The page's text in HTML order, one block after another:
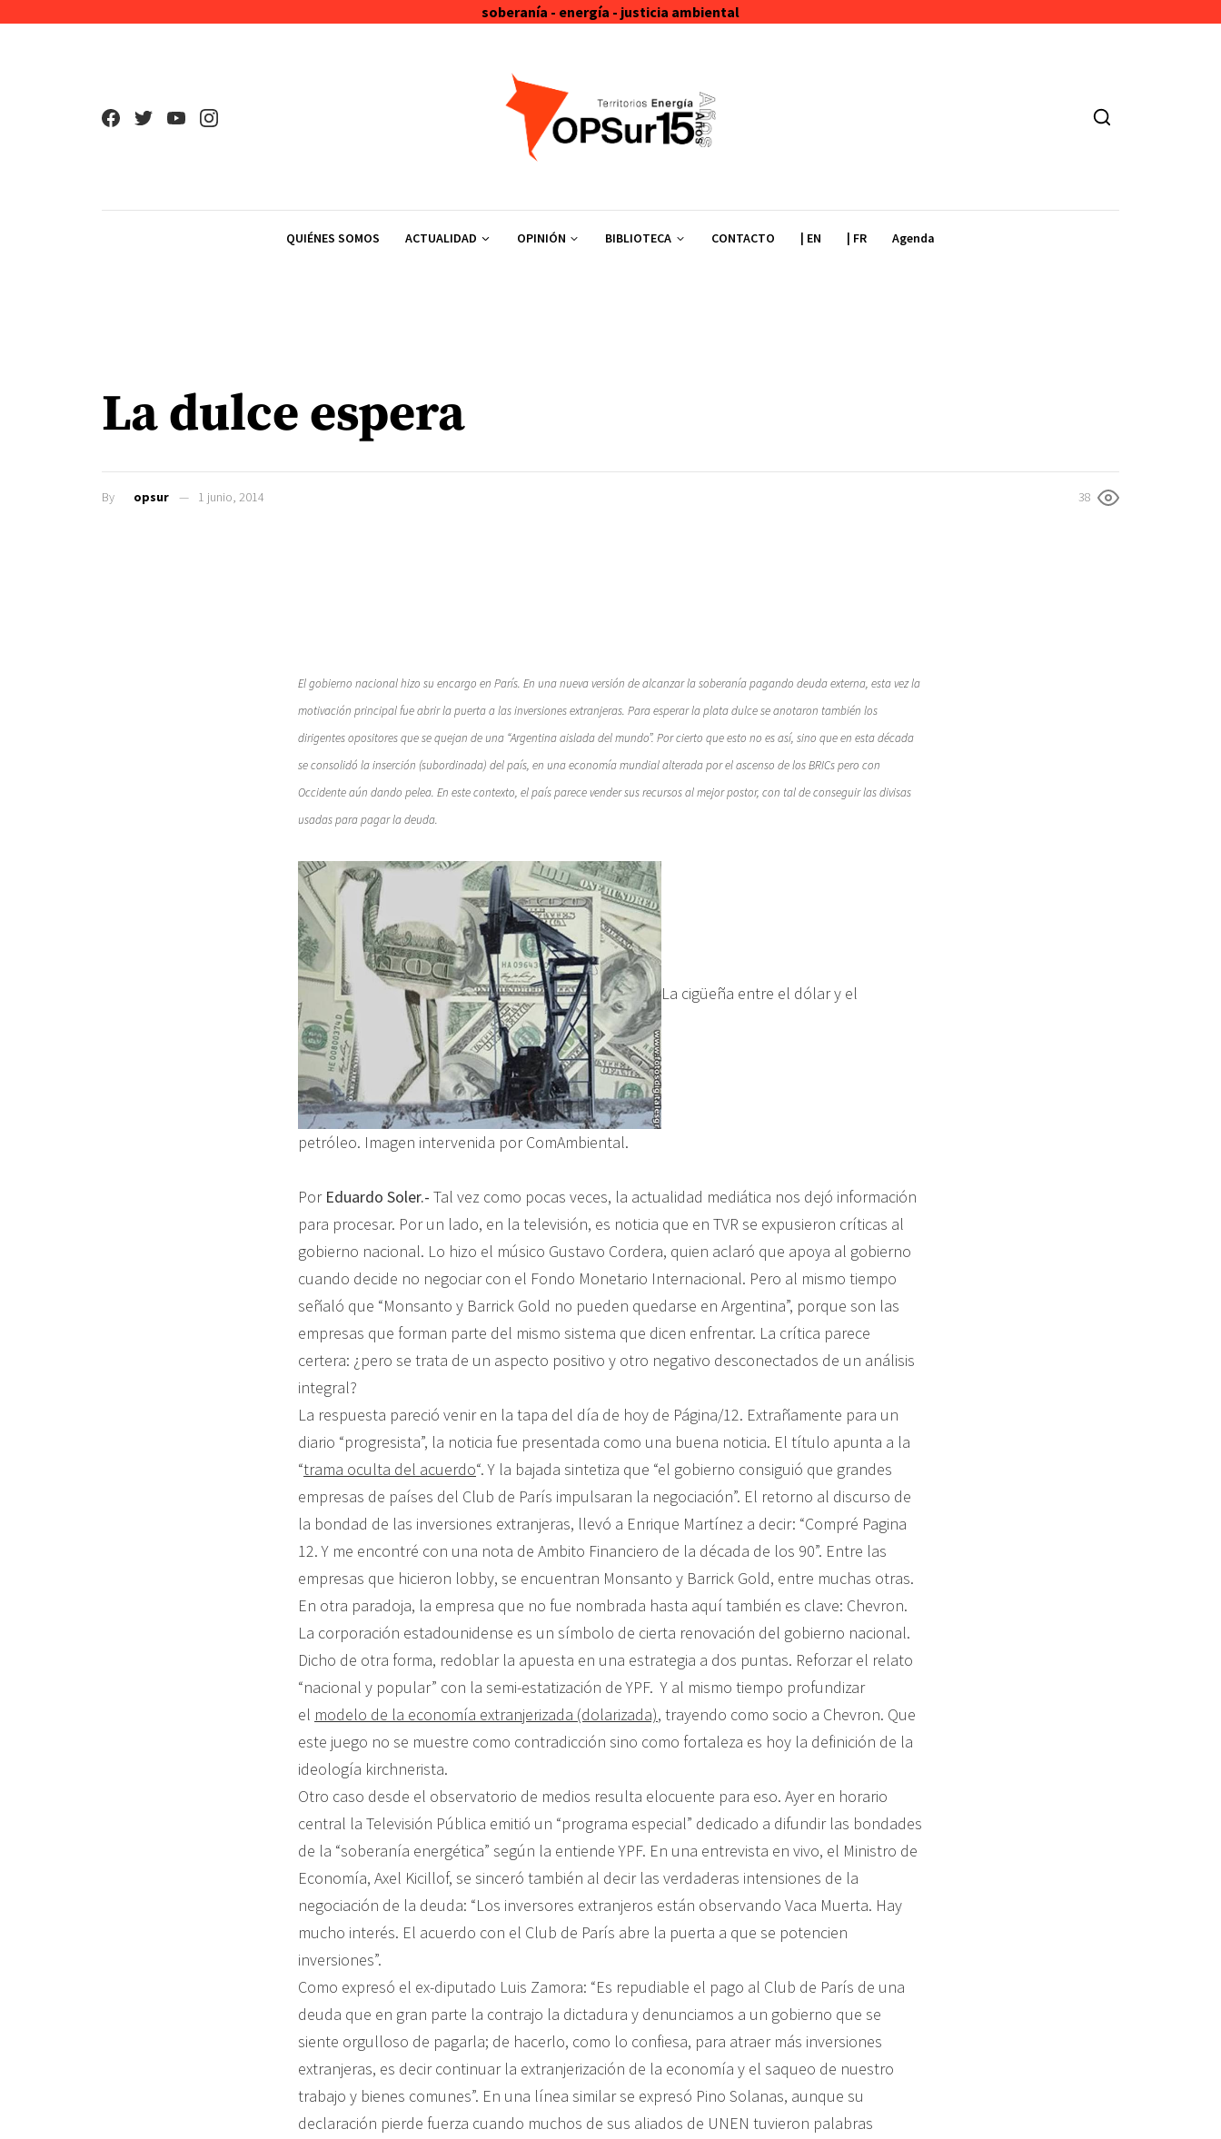
soberanía - energía - justicia ambiental
QUIÉNES SOMOS ACTUALIDAD OPINIÓN BIBLIOTECA CONTACTO | EN | FR Agenda
La dulce espera
By opsur 1 junio, 2014 38
El gobierno nacional hizo su encargo en París. En una nueva versión de alcanzar la soberanía pagando deuda externa, esta vez la
motivación principal fue abrir la puerta a las inversiones extranjeras. Para esperar la plata dulce se anotaron también los
dirigentes opositores que se quejan de una “Argentina aislada del mundo”. Por cierto que esto no es así, sino que en esta década
se consolidó la inserción (subordinada) del país, en una economía mundial alterada por el ascenso de los BRICs pero con
Occidente aún dando pelea. En este contexto, el país parece vender sus recursos al mejor postor, con tal de conseguir las divisas
usadas para pagar la deuda.
La cigüeña entre el dólar y el
petróleo. Imagen intervenida por ComAmbiental.
PorEduardo Soler.- Tal vez como pocas veces, la actualidad mediática nos dejó información
para procesar. Por un lado, en la televisión, es noticia que en TVR se expusieron críticas al
gobierno nacional. Lo hizo el músico Gustavo Cordera, quien aclaró que apoya al gobierno
cuando decide no negociar con el Fondo Monetario Internacional. Pero al mismo tiempo
señaló que “Monsanto y Barrick Gold no pueden quedarse en Argentina”, porque son las
empresas que forman parte del mismo sistema que dicen enfrentar. La crítica parece
certera: ¿pero se trata de un aspecto positivo y otro negativo desconectados de un análisis
integral?
La respuesta pareció venir en la tapa del día de hoy de Página/12. Extrañamente para un
diario “progresista”, la noticia fue presentada como una buena noticia. El título apunta a la
“trama oculta del acuerdo“. Y la bajada sintetiza que “el gobierno consiguió que grandes
empresas de países del Club de París impulsaran la negociación”. El retorno al discurso de
la bondad de las inversiones extranjeras, llevó a Enrique Martínez a decir: “Compré Pagina
12. Y me encontré con una nota de Ambito Financiero de la década de los 90”. Entre las
empresas que hicieron lobby, se encuentran Monsanto y Barrick Gold, entre muchas otras.
En otra paradoja, la empresa que no fue nombrada hasta aquí también es clave: Chevron.
La corporación estadounidense es un símbolo de cierta renovación del gobierno nacional.
Dicho de otra forma, redoblar la apuesta en una estrategia a dos puntas. Reforzar el relato
“nacional y popular” con la semi-estatización de YPF. Y al mismo tiempo profundizar
el modelo de la economía extranjerizada (dolarizada), trayendo como socio a Chevron. Que
este juego no se muestre como contradicción sino como fortaleza es hoy la definición de la
ideología kirchnerista.
Otro caso desde el observatorio de medios resulta elocuente para eso. Ayer en horario
central la Televisión Pública emitió un “programa especial” dedicado a difundir las bondades
de la “soberanía energética” según la entiende YPF. En una entrevista en vivo, el Ministro de
Economía, Axel Kicillof, se sinceró también al decir las verdaderas intensiones de la
negociación de la deuda: “Los inversores extranjeros están observando Vaca Muerta. Hay
mucho interés. El acuerdo con el Club de París abre la puerta a que se potencien
inversiones”.
Como expresó el ex-diputado Luis Zamora: “Es repudiable el pago al Club de París de una
deuda que en gran parte la contrajo la dictadura y denunciamos a un gobierno que se
siente orgulloso de pagarla; de hacerlo, como lo confiesa, para atraer más inversiones
extranjeras, es decir continuar la extranjerización de la economía y el saqueo de nuestro
trabajo y bienes comunes”. En una línea similar se expresó Pino Solanas, aunque su
declaración pierde fuerza cuando muchos de sus aliados de UNEN tuvieron palabras